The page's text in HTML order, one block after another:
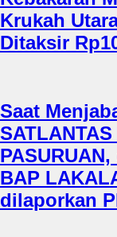
Krukah
Ditaksir
Saat
BAP
dilaporkan